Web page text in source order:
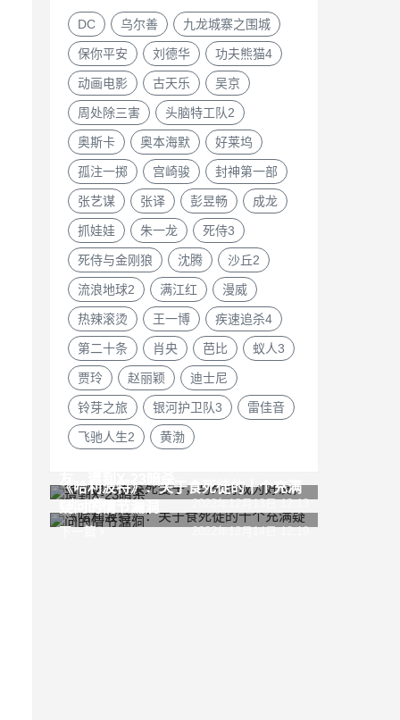
DC 乌尔善 九龙城寨之围城
保你平安 刘德华 功夫熊猫4
动画电影 古天乐 吴京
周处除三害 头脑特工队2
奥斯卡 奥本海默 好莱坞
孤注一掷 宫崎骏 封神第一部
张艺谋 张译 彭昱畅 成龙
抓娃娃 朱一龙 死侍3
死侍与金刚狼 沈腾 沙丘2
流浪地球2 满江红 漫威
热辣滚烫 王一博 疾速追杀4
第二十条 肖央 芭比 蚁人3
贾玲 赵丽颖 迪士尼
铃芽之旅 银河护卫队3 雷佳音
飞驰人生2 黄渤
上一篇 2022年12月13日 12:13
下一篇
《哈利波特》：关于食死徒的十个充满
2022年12月14日 12:19